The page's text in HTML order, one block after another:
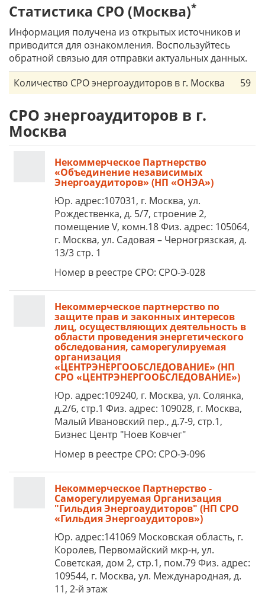
Статистика СРО (Москва)*
Информация получена из открытых источников и
приводится для ознакомления. Воспользуйтесь
обратной связью для отправки актуальных данных.
Количество СРО энергоаудиторов в г. Москва
59
СРО энергоаудиторов в г.
Москва
Некоммерческое Партнерство
«Объединение независимых
Энергоаудиторов» (НП «ОНЭА»)
Юр. адрес:107031, г. Москва, ул.
Рождественка, д. 5/7, строение 2,
помещение V, комн.18 Физ. адрес: 105064,
г. Москва, ул. Садовая – Черногрязская, д.
13/3 стр. 1
Номер в реестре СРО: СРО-Э-028
Некоммерческое партнерство по
защите прав и законных интересов
лиц, осуществляющих деятельность в
области проведения энергетического
обследования, саморегулируемая
организация
«ЦЕНТРЭНЕРГООБСЛЕДОВАНИЕ» (НП
СРО «ЦЕНТРЭНЕРГООБСЛЕДОВАНИЕ»)
Юр. адрес:109240, г. Москва, ул. Солянка,
д.2/6, стр.1 Физ. адрес: 109028, г. Москва,
Малый Ивановский пер., д.7-9, стр.1,
Бизнес Центр "Ноев Ковчег"
Номер в реестре СРО: СРО-Э-096
Некоммерческое Партнерство -
Саморегулируемая Организация
"Гильдия Энергоаудиторов" (НП СРО
«Гильдия Энергоаудиторов»)
Юр. адрес:141069 Московская область, г.
Королев, Первомайский мкр-н, ул.
Советская, дом 2, стр.1, пом.79 Физ. адрес:
109544, г. Москва, ул. Международная, д.
11, 2-й этаж